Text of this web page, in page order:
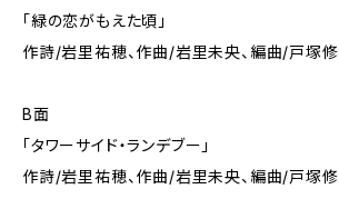
「緑の恋がもえた頃」
作詩/岩里祐穂、作曲/岩里未央、編曲/戸塚修
B面
「タワーサイド・ランデブー」
作詩/岩里祐穂、作曲/岩里未央、編曲/戸塚修